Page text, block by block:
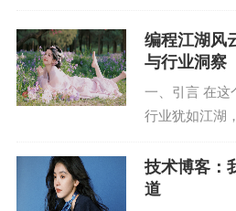
在上面的代码中，我们创建
定义了一个简单的路由，当
将返回一个包含“Hello,
3. 运行Starlette应用
化，更深入地
能。本文将从
编程江湖风
与行业洞察
一、引言 在这
行业犹如江湖
家，我见证了
天，就让我为
技术博客：
道